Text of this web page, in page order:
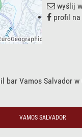
wyślij
profil
bar Vamos Salvador w
VAMOS SALVADOR